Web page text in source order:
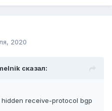
2020
сказал:
receive-protocol bgp